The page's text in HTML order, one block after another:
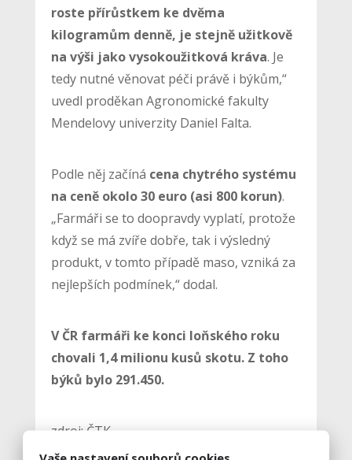
roste přírůstkem ke dvěma
kilogramům denně, je stejně užitkově
na výši jako vysokoužitková kráva. Je
tedy nutné věnovat péči právě i býkům,“
uvedl proděkan Agronomické fakulty
Mendelovy univerzity Daniel Falta.
Podle něj začíná cena chytrého systému
na ceně okolo 30 euro (asi 800 korun).
„Farmáři se to doopravdy vyplatí, protože
když se má zvíře dobře, tak i výsledný
produkt, v tomto případě maso, vzniká za
nejlepších podmínek,“ dodal.
V ČR farmáři ke konci loňského roku
chovali 1,4 milionu kusů skotu. Z toho
býků bylo 291.450.
zdroj: ČTK
Vaše nastavení souborů cookies